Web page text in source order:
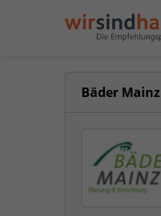
Bäder Mainz